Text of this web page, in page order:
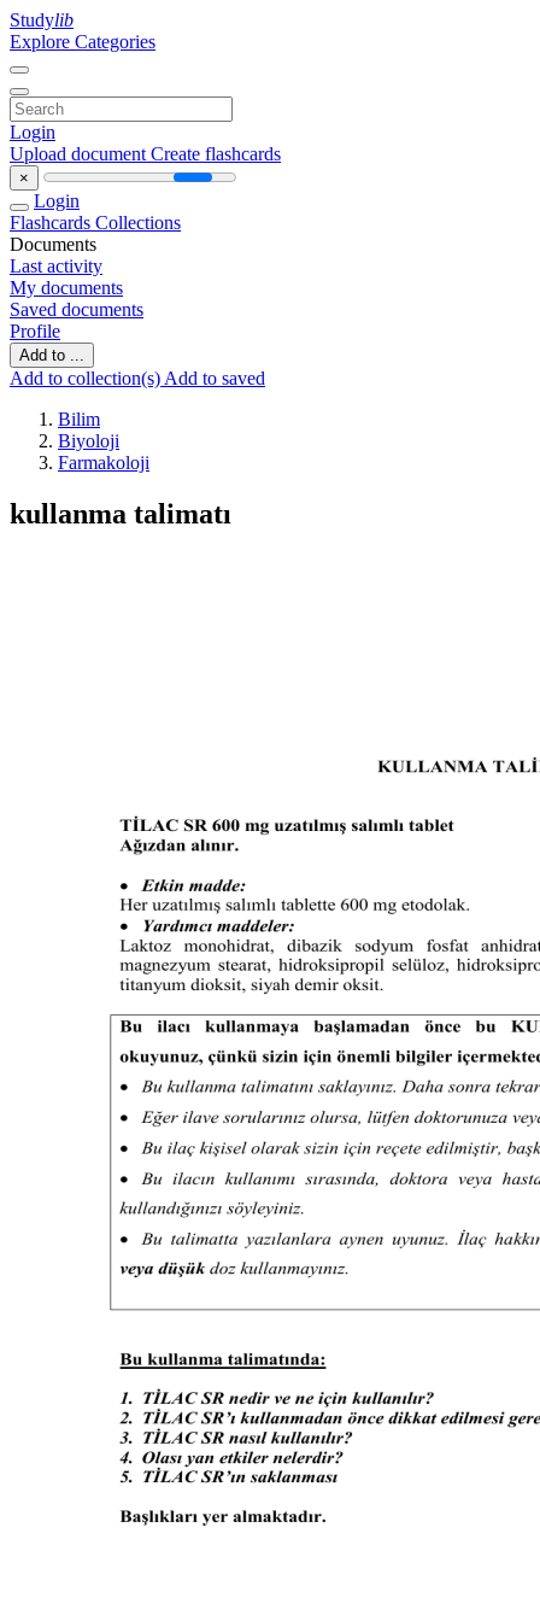
Studylib
Explore Categories
Login
Upload document Create flashcards
×
Login
Flashcards Collections
Documents
Last activity
My documents
Saved documents
Profile
Add to ...
Add to collection(s) Add to saved
Bilim
Biyoloji
Farmakoloji
kullanma talimatı